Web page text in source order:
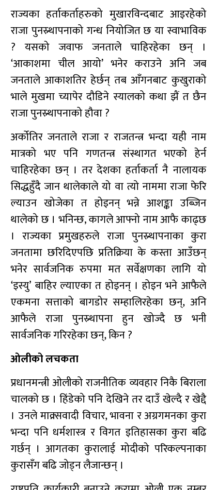
राज्यका हर्ताकर्ताहरुको मुखारविन्दबाट आइरहेको
राजा पुनस्र्थापनाको गन्ध नियोजित छ या स्वाभाविक
? यसको जवाफ जनताले चाहिरहेका छन् ।
‘आकाशमा चील आयो’ भनेर कराउने अनि जब
जनताले आकाशतिर हेर्छन् तब आँगनबाट कुखुराको
भाले मुखमा च्यापेर दौडिने स्यालको कथा झैं त छैन
राजा पुनस्र्थापनाको हौवा ?
अर्कोतिर जनताले राजा र राजतन्त्र भन्दा यही नाम
मात्रको भए पनि गणतन्त्र संस्थागत भएको हेर्न
चाहिरहेका छन् । तर देशका हर्ताकर्ता नै नालायक
सिद्धहुँदै जान थालेकाले यो वा त्यो नाममा राजा फेरि
ल्याउन खोजेका त होइनन् भन्ने आशङ्का उब्जिन
थालेको छ । भनिन्छ, कागले आफ्नो नाम आफै काढ्छ
। राज्यका प्रमुखहरुले राजा पुनस्र्थापनाका कुरा
जनतामा छरिदिएपछि प्रतिक्रिया के कस्ता आउँछन्
भनेर सार्वजनिक रुपमा मत सर्वेक्षणका लागि यो
‘इस्यु’ बाहिर ल्याएका त होइनन् । होइन भने आफैले
एकमना सत्ताको बागडोर सम्हालिरहेका छन्, अनि
आफैले राजा पुनस्र्थापना हुन खोज्दै छ भनी
सार्वजनिक गरिरहेका छन्, किन ?
ओलीको लचकता
प्रधानमन्त्री ओलीको राजनीतिक व्यवहार निकै बिराला
चालको छ । हिंडेको पनि देखिने तर दाउँ खेल्दै र खेद्दै
। उनले माक्र्सवादी विचार, भावना र अग्रगमनका कुरा
भन्दा पनि धर्मशास्त्र र विगत इतिहासका कुरा बढि
गर्छन् । आगतका कुरालाई मोदीको परिकल्पनाका
कुरासँग बढि जोड्न लैजान्छन् ।